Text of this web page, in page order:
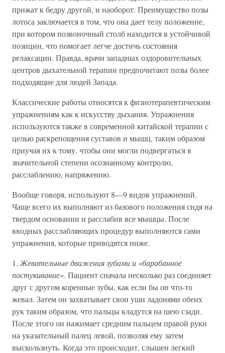
прижат к бедру другой, и наоборот. Преимущество позы
лотоса заключается в том, что она дает телу положение,
при котором позвоночный столб находится в устойчивой
позиции, что помогает легче достичь состояния
релаксации. Правда, врачи западных оздоровительных
центров дыхательной терапии предпочитают позы более
подходящие для людей Запада.
Классические работы относятся к физиотерапевтическим
упражнениям как к искусству дыхания. Упражнения
используются также в современной китайской терапии с
целью раскрепощения суставов и мышц, таким образом
приучая их к тому, чтобы они могли подвергаться в
значительной степени осознанному контролю,
расслаблению, напряжению.
Вообще говоря, используют 8—9 видов упражнений.
Чаще всего их выполняют из базового положения сидя на
твердом основании и расслабив все мышцы. После
вводных расслабляющих процедур выполняются сами
упражнения, которые приводятся ниже.
1. Жевательные движения зубами и «барабанное
постукивание». Пациент сначала несколько раз соединяет
друг с другом коренные зубы, как если бы он что-то
жевал. Затем он захватывает свои уши ладонями обеих
рук таким образом, что пальцы кладутся на шею сзади.
После этого он нажимает средним пальцем правой руки
на указательный палец левой, позволяя ему затем
выскользнуть. Когда это происходит, слышен легкий